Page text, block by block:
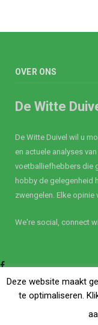
OVER ONS
De Witte
De Witte Duivel wil u
en actuele analyses
voetballiefhebbers die
hobby de gelegenheid
zwengelen. Elke opinie
We're social, connect
Facebook
Twitter
Deze website maakt
te optimaliseren.